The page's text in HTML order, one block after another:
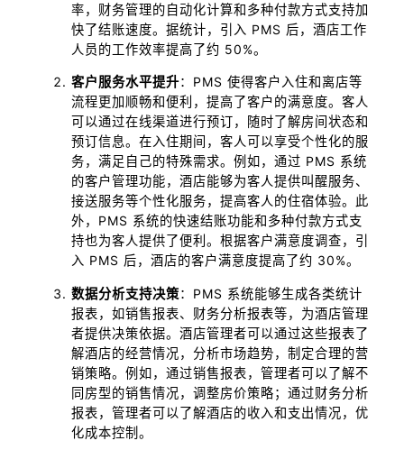
率，财务管理的自动化计算和多种付款方式支持加
快了结账速度。据统计，引入 PMS 后，酒店工作
人员的工作效率提高了约 50%。
客户服务水平提升：PMS 使得客户入住和离店等
流程更加顺畅和便利，提高了客户的满意度。客人
可以通过在线渠道进行预订，随时了解房间状态和
预订信息。在入住期间，客人可以享受个性化的服
务，满足自己的特殊需求。例如，通过 PMS 系统
的客户管理功能，酒店能够为客人提供叫醒服务、
接送服务等个性化服务，提高客人的住宿体验。此
外，PMS 系统的快速结账功能和多种付款方式支
持也为客人提供了便利。根据客户满意度调查，引
入 PMS 后，酒店的客户满意度提高了约 30%。
数据分析支持决策：PMS 系统能够生成各类统计
报表，如销售报表、财务分析报表等，为酒店管理
者提供决策依据。酒店管理者可以通过这些报表了
解酒店的经营情况，分析市场趋势，制定合理的营
销策略。例如，通过销售报表，管理者可以了解不
同房型的销售情况，调整房价策略；通过财务分析
报表，管理者可以了解酒店的收入和支出情况，优
化成本控制。